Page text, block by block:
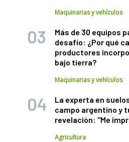
Maquinarias y vehículos
Más de 30 equipos
desafío: ¿Por qué
productores
bajo tierra?
Maquinarias y vehículos
La experta en
campo argentino y
revelación: "Me
Agricultura